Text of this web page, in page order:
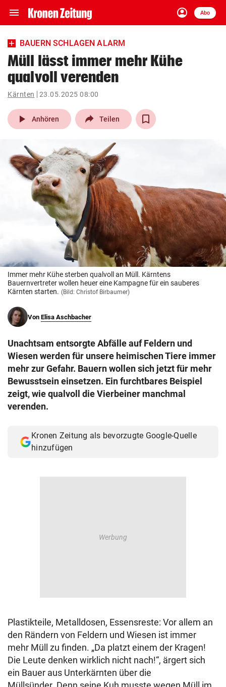
menu Navigation
ein-/ausklappen
account_circle
Anmelden
Abo
close Schließen
account_circle Anmelden
pin_drop
Wien arrow_right
search
Suchbegriff
eingeben
© Krone Multimedia GmbH & Co KG 2026
Muthgasse 2, 1190 Wien
BAUERN SCHLAGEN ALARM
Müll lässt immer mehr Kühe
qualvoll verenden
Kärnten 23.05.2025 08:00
play_arrow Anhören Teilen
Immer mehr Kühe sterben qualvoll an Müll. Kärntens
Bauernvertreter wollen heuer eine Kampagne für ein sauberes
Kärnten starten. (Bild: Christof Birbaumer)
Von Elisa Aschbacher
Unachtsam entsorgte Abfälle auf Feldern und
Wiesen werden für unsere heimischen Tiere immer
mehr zur Gefahr. Bauern wollen sich jetzt für mehr
Bewusstsein einsetzen. Ein furchtbares Beispiel
zeigt, wie qualvoll die Vierbeiner manchmal
verenden.
Kronen Zeitung als bevorzugte Google-Quelle
hinzufügen
Plastikteile, Metalldosen, Essensreste: Vor allem an
den Rändern von Feldern und Wiesen ist immer
mehr Müll zu finden. „Da platzt einem der Kragen!
Die Leute denken wirklich nicht nach!“, ärgert sich
ein Bauer aus Unterkärnten über die